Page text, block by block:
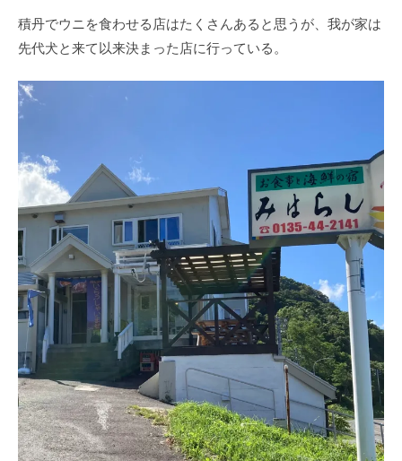
積丹でウニを食わせる店はたくさんあると思うが、我が家は
先代犬と来て以来決まった店に行っている。